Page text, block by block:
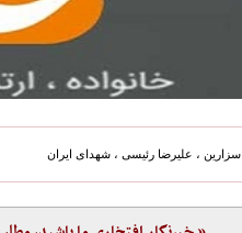
سزارین ، علیرضا رئیسی ، شهدای ایران